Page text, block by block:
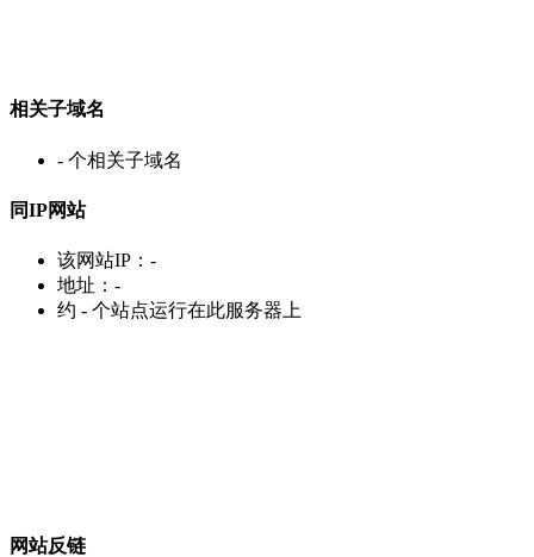
相关子域名
- 个相关子域名
同IP网站
该网站IP： -
地址： -
约 - 个站点运行在此服务器上
网站反链